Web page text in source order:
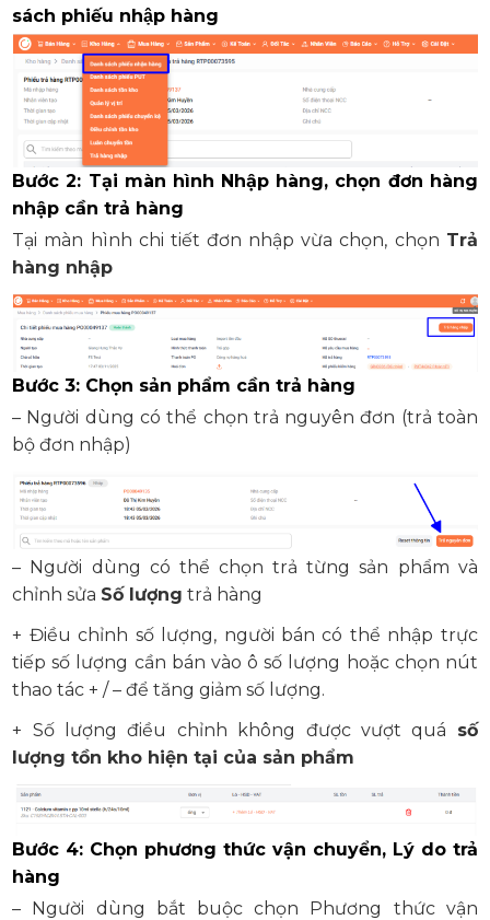
sách phiếu nhập hàng
Bước 2: Tại màn hình Nhập hàng, chọn đơn hàng
nhập cần trả hàng
Tại màn hình chi tiết đơn nhập vừa chọn, chọn Trả
hàng nhập
Bước 3: Chọn sản phẩm cần trả hàng
– Người dùng có thể chọn trả nguyên đơn (trả toàn
bộ đơn nhập)
– Người dùng có thể chọn trả từng sản phẩm và
chỉnh sửa Số lượng trả hàng
+ Điều chỉnh số lượng, người bán có thể nhập trực
tiếp số lượng cần bán vào ô số lượng hoặc chọn nút
thao tác + / – để tăng giảm số lượng.
+ Số lượng điều chỉnh không được vượt quá số
lượng tồn kho hiện tại của sản phẩm
Bước 4: Chọn phương thức vận chuyển, Lý do trả
hàng
– Người dùng bắt buộc chọn Phương thức vận